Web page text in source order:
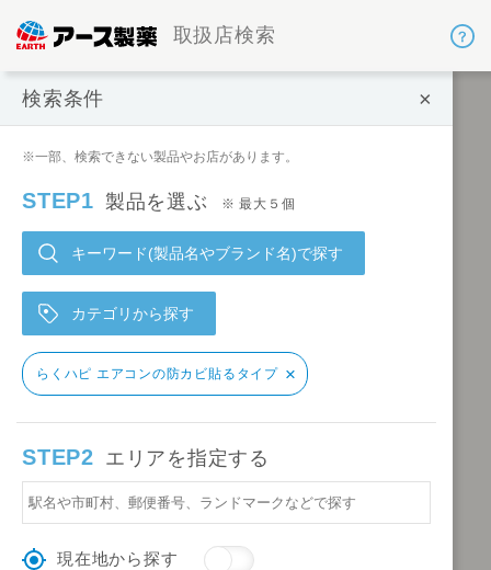
取扱店検索
検索条件 ×
※一部、検索できない製品やお店があります。
STEP1 製品を選ぶ ※ 最大５個
キーワード(製品名やブランド名)で探す
カテゴリから探す
らくハピ エアコンの防カビ貼るタイプ ×
STEP2 エリアを指定する
現在地から探す
検索条件